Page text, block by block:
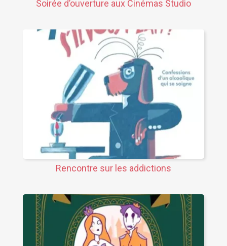
Soirée d’ouverture aux Cinémas Studio
Rencontre sur les addictions